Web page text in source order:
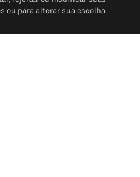
ou para alterar sua escolha